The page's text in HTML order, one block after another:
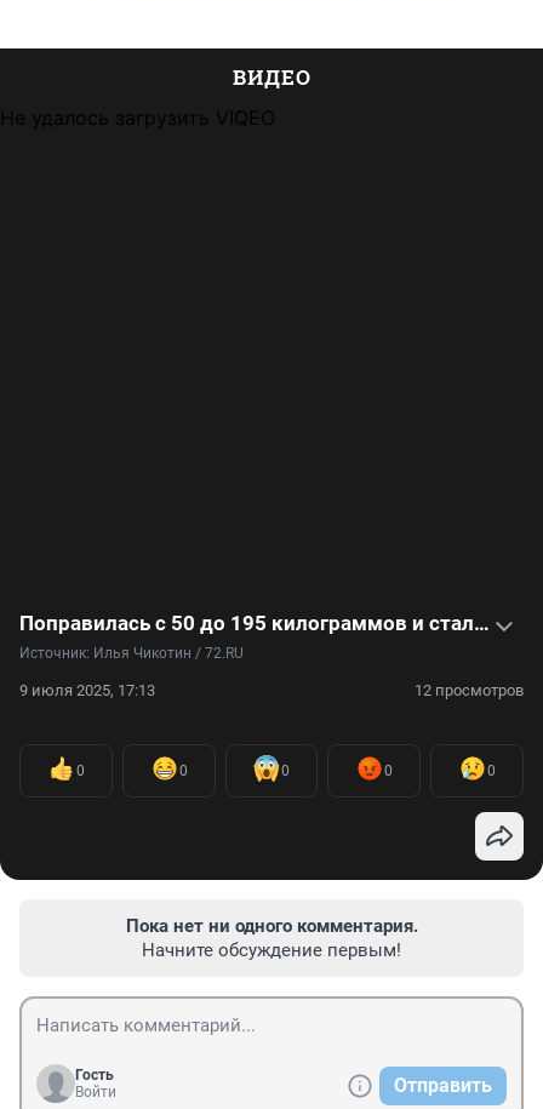
ВИДЕО
Не удалось загрузить VIQEO
Поправилась с 50 до 195 килограммов и стала затворницей
Источник: Илья Чикотин / 72.RU
9 июля 2025, 17:13 12 просмотров
0 0 0 0 0
Пока нет ни одного комментария.
Начните обсуждение первым!
Гость
Войти
Отправить